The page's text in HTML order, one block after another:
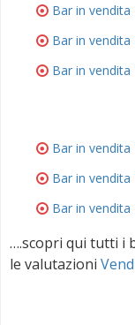
Bar in
Bar in
Bar in
Bar in
Bar in
Bar in
….scopri qui tutti i
le valutazioni